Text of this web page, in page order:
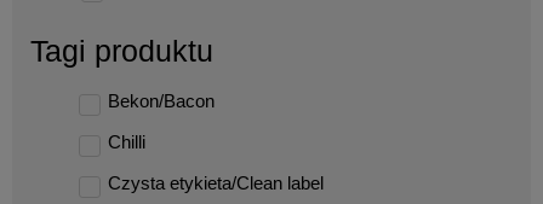
Tagi produktu
Bekon/Bacon
Chilli
Czysta etykieta/Clean label